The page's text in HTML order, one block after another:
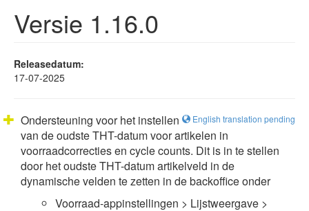
Versie 1.16.0
Releasedatum:
17-07-2025
English translation pending
Ondersteuning voor het instellen
van de oudste THT-datum voor artikelen in
voorraadcorrecties en cycle counts. Dit is in te stellen
door het oudste THT-datum artikelveld in de
dynamische velden te zetten in de backoffice onder
Voorraad-appinstellingen > Lijstweergave >